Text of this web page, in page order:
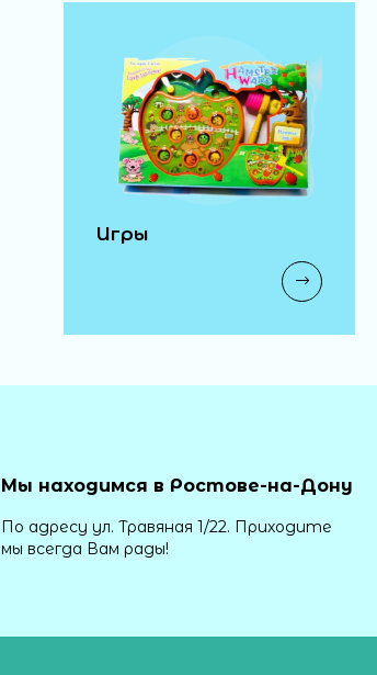
Игры
Мы находимся в Ростове-на-Дону
По адресу ул. Травяная 1/22. Приходите
мы всегда Вам рады!